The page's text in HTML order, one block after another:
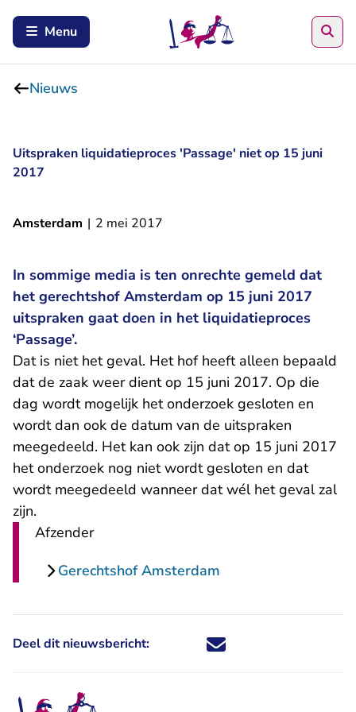
Menu
Nieuws
Uitspraken liquidatieproces 'Passage' niet op 15 juni
2017
Amsterdam | 2 mei 2017
In sommige media is ten onrechte gemeld dat
het gerechtshof Amsterdam op 15 juni 2017
uitspraken gaat doen in het liquidatieproces
‘Passage’.
Dat is niet het geval. Het hof heeft alleen bepaald
dat de zaak weer dient op 15 juni 2017. Op die
dag wordt mogelijk het onderzoek gesloten en
wordt dan ook de datum van de uitspraken
meegedeeld. Het kan ook zijn dat op 15 juni 2017
het onderzoek nog niet wordt gesloten en dat
wordt meegedeeld wanneer dat wél het geval zal
zijn.
Afzender
Gerechtshof Amsterdam
Deel dit nieuwsbericht: Deel dit nieuwsbericht via X -
Deel dit nieuwsbericht via
Deel dit nieuwsbericht
Deel dit